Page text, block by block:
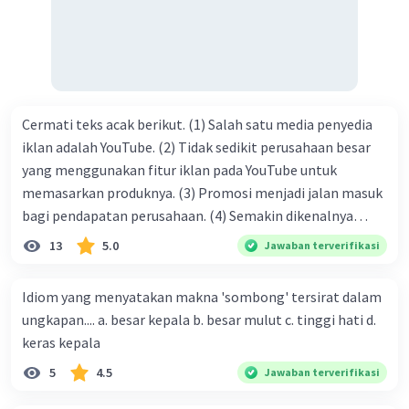
Cermati teks acak berikut. (1) Salah satu media penyedia
iklan adalah YouTube. (2) Tidak sedikit perusahaan besar
yang menggunakan fitur iklan pada YouTube untuk
memasarkan produknya. (3) Promosi menjadi jalan masuk
bagi pendapatan perusahaan. (4) Semakin dikenalnya
suatu produk oleh konsumen, semakin besar pula peluang
perusahaan kepada konsumen. Urutan yang tepat agar
menjadi teks eksposisi yang padu adalah .... A. (1)-(2)-(3)-
(4)-(5) B. (2)-(1)-(3)-(4)-(5) C. (3)-(1)-(2)-(5)-(4) D. (3)-(5)-
(4)-(1)-(2) E. (5)-(1)-(3)-(4)-(2)
13 5.0 Jawaban terverifikasi
Idiom yang menyatakan makna 'sombong' tersirat dalam
ungkapan.... a. besar kepala b. besar mulut c. tinggi hati d.
keras kepala
5 4.5 Jawaban terverifikasi